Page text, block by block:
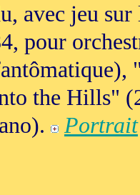
avec jeu
pour
the Hills"
Portrait